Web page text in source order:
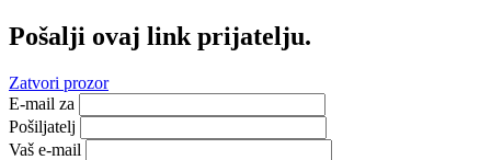
Pošalji ovaj link prijatelju.
Zatvori prozor
E-mail za
Pošiljatelj
Vaš e-mail